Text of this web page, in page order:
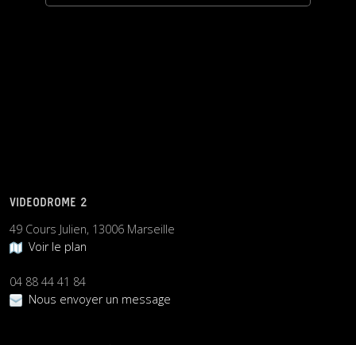
VIDEODROME 2
49 Cours Julien, 13006 Marseille
Voir le plan
04 88 44 41 84
Nous envoyer un message